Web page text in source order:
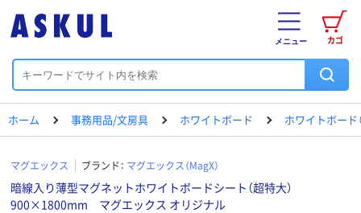
カゴ
メニュー
ホーム 事務用品/文房具 ホワイトボード ホワイトボード
マグエックス ブランド： マグエックス（MagX）
暗線入り薄型マグネットホワイトボードシート（超特大）
900×1800mm マグエックス オリジナル